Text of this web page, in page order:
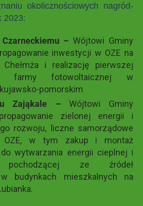
okolicznościowych nagród-
2023:
– Wójtowi Gminy
inwestycji w OZE na
i realizację pierwszej
farmy fotowoltaicznej w
pomorskim
Zająkale
–Wójtowi Gminy
zielonej energii i
rozwoju, liczne samorządowe
OZE, w tym zakup i montaż
wytwarzania energii cieplnej i
pochodzącej ze źródeł
budynkach mieszkalnych na